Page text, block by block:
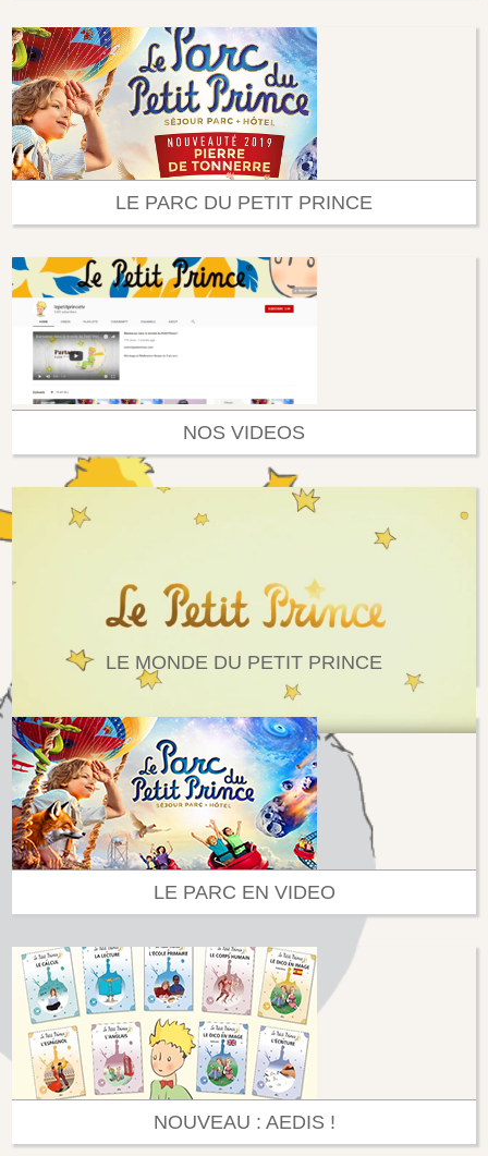
LE PARC DU PETIT PRINCE
NOS VIDEOS
LE MONDE DU PETIT PRINCE
LE PARC EN VIDEO
NOUVEAU : AEDIS !